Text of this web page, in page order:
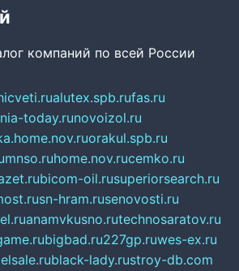
компаний по всей России
alutex.spb.rufas.ru
today.runovoizol.ru
orakul.spb.ru
mnso.ruhome.nov.rucemko.ru
bicom-oil.rusuperiorsearch.ru
sn-hram.rusenovosti.ru
anamvkusno.rutechnosaratov.ru
bigbad.ru227gp.ruwes-ex.ru
black-lady.rustroy-db.com